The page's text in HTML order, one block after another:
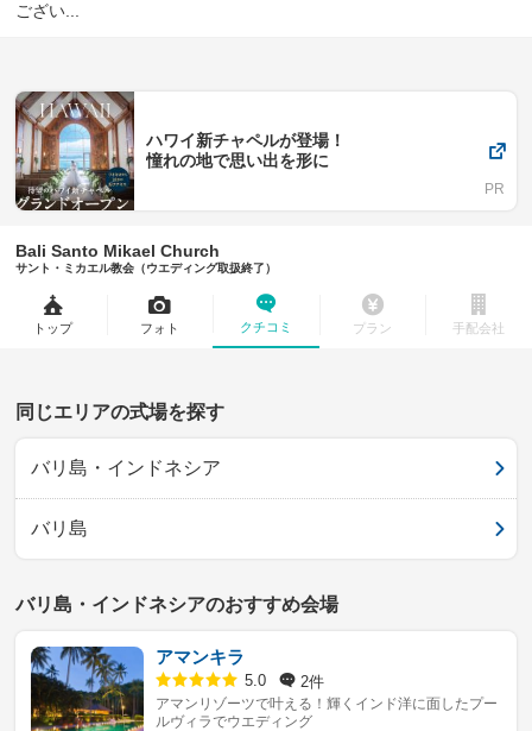
ござい...
ハワイ新チャペルが登場！
憧れの地で思い出を形に
Bali Santo Mikael Church
サント・ミカエル教会（ウエディング取扱終了）
トップ フォト クチコミ プラン 手配会社
同じエリアの式場を探す
バリ島・インドネシア
バリ島
バリ島・インドネシアのおすすめ会場
アマンキラ
5.0 2件
アマンリゾーツで叶える！輝くインド洋に面したプー
ルヴィラでウエディング